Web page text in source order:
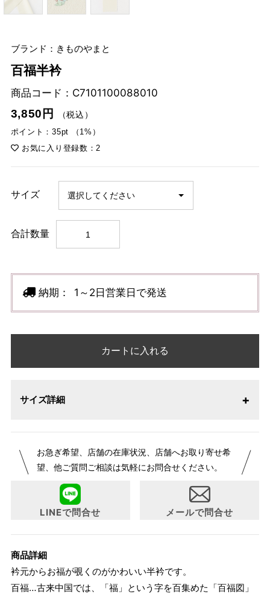
ブランド：きものやまと
百福半衿
商品コード： C7101100088010
3,850円
（税込）
ポイント：35pt （1%）
お気に入り登録数：2
サイズ
合計数量
納期： 1～2日営業日で発送
カートに入れる
サイズ詳細
お急ぎ希望、店舗の在庫状況、店舗へお取り寄せ希
望、他ご質問ご相談は気軽にお問合せください。
LINEで問合せ メールで問合せ
商品詳細
衿元からお福が覗くのがかわいい半衿です。
百福…古来中国では、「福」という字を百集めた「百福図」